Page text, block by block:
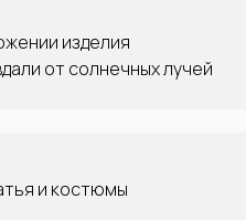
изделия
от солнечных лучей
и костюмы